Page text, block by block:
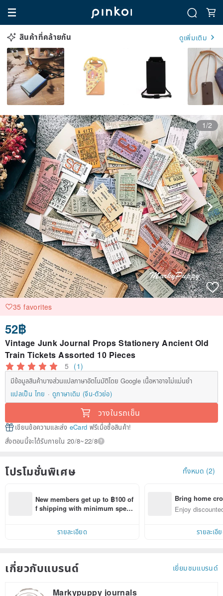
สินค้าที่คล้ายกัน ดูเพิ่มเติม
1/2
35 favorites
52฿
Vintage Junk Journal Props Stationery Ancient Old
Train Tickets Assorted 10 Pieces
5 (1)
มีข้อมูลสินค้าบางส่วนแปลภาษาอัตโนมัติโดย Google เนื้อหาอาจไม่แม่นยำ
แปลเป็น ไทย
ดูภาษาเดิม (จีน-ตัวย่อ)
วางในรถเข็น
เขียนข้อความและส่ง eCard ฟรีเมื่อซื้อสินค้า!
สั่งตอนนี้จะได้รับภายใน 20/8~22/8
โปรโมชั่นพิเศษ ทั้งหมด (2)
New members get up to ฿100 of
f shipping with minimum spen
รายละเอียด
Bring home
n with ease
Enjoy
รายละเอี
เกี่ยวกับแบรนด์ เยี่ยมชมแบรนด์
Markypuppy journals